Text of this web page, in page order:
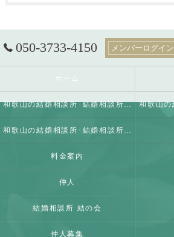
050-3733-4150 メンバーログイン
ホーム
和歌山の結婚相談所･結婚相談所 結の会の口コミ情報
和歌山の結婚相談所･結婚相談所 結の会のお客様の声
料金案内
仲人
結婚相談所 結の会
仲人募集